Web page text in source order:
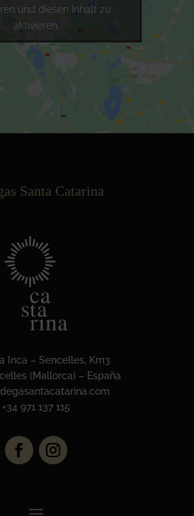
und diesen Inhalt zu
aktivieren
Santa Catarina
Inca – Sencelles, Km3
(Mallorca) – España
+34 971 137 115